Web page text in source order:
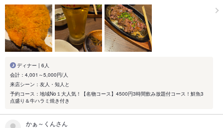
ディナー | 6人
会計：4,001～5,000円/人
来店シーン：友人・知人と
予約コース：地域No１大人気！【名物コース】4500円3時間飲み放題付コース！鮮魚3
点盛り＆牛ハラミ焼き付き
かぁ～くんさん